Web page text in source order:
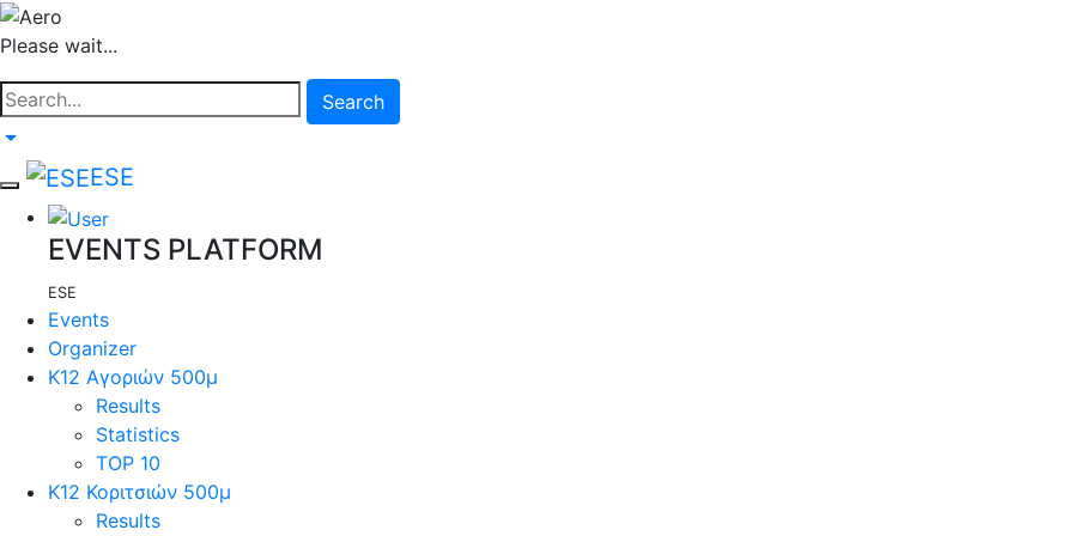
Please wait...
Search
ESE
EVENTS PLATFORM
ESE
Events
Organizer
Κ12 Αγοριών 500μ
Results
Statistics
TOP 10
Κ12 Κοριτσιών 500μ
Results